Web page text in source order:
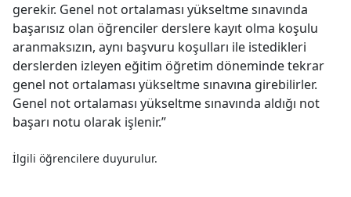
gerekir. Genel not ortalaması yükseltme sınavında
başarısız olan öğrenciler derslere kayıt olma koşulu
aranmaksızın, aynı başvuru koşulları ile istedikleri
derslerden izleyen eğitim­ öğretim döneminde tekrar
genel not ortalaması yükseltme sınavına girebilirler.
Genel not ortalaması yükseltme sınavında aldığı not
başarı notu olarak işlenir.”
İlgili öğrencilere duyurulur.